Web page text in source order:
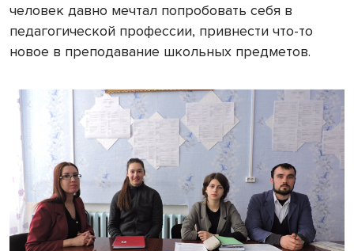
человек давно мечтал попробовать себя в
педагогической профессии, привнести что-то
новое в преподавание школьных предметов.